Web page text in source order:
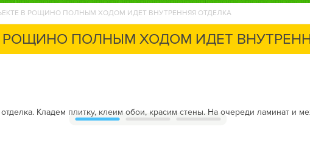
В РОЩИНО ПОЛНЫМ ХОДОМ ИДЕТ ВНУТРЕННЯЯ ОТДЕЛКА
РОЩИНО ПОЛНЫМ ХОДОМ ИДЕТ
Кладем плитку, клеим обои, красим стены. На очереди ламинат и